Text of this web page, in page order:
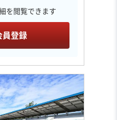
を閲覧できます
員登録